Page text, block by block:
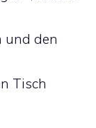
und den
Tisch